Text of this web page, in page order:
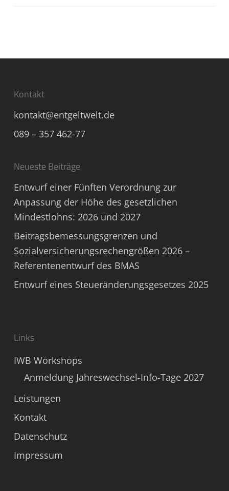
Kontakt
kontakt@entgeltwelt.de
089 – 357 462-77
Neueste Beiträge
Entwurf einer Fünften Verordnung zur
Anpassung der Höhe des gesetzlichen
Mindestlohns: 2026 und 2027
Beitragsbemessungsgrenzen und
Sozialversicherungsrechengrößen 2026 –
Referentenentwurf des BMAS
Entwurf eines Steueränderungsgesetzes 2025
Links
IWB Workshops
Anmeldung Jahreswechsel-Info-Tage 2027
Leistungen
Kontakt
Datenschutz
Impressum